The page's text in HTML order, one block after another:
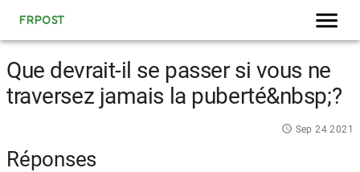
FRPOST
Que devrait-il se passer si vous ne
traversez jamais la puberté&nbsp;?
Sep 24 2021
Réponses